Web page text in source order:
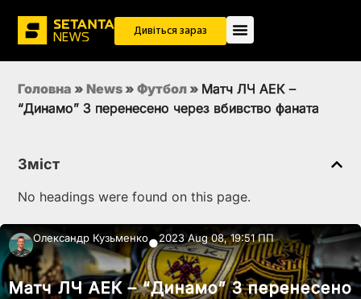
Дивіться зараз
Головна » News » Футбол » Матч ЛЧ АЕК –
“Динамо” З перенесено через вбивство фаната
Зміст
No headings were found on this page.
Олександр Кузьменко●2023 Aug 08, 19:51 ПП
Матч ЛЧ АЕК – “Динамо” З перенесено